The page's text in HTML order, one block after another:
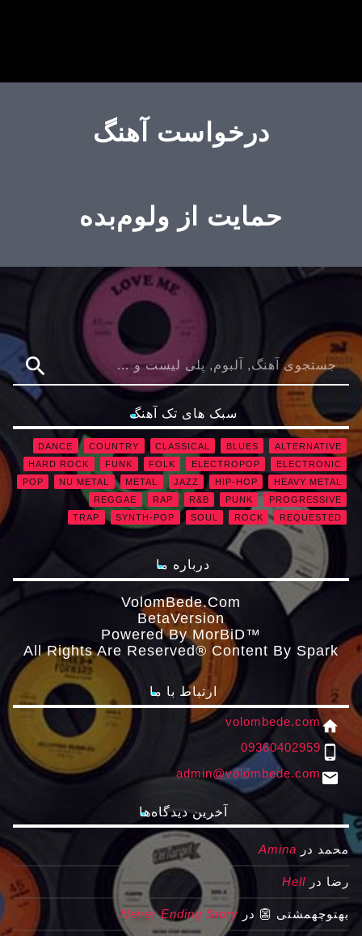
درخواست آهنگ
حمایت از ولوم‌بده
search
سبک های تک آهنگ
ALTERNATIVE
BLUES
CLASSICAL
COUNTRY
DANCE
ELECTRONIC
ELECTROPOP
FOLK
FUNK
HARD ROCK
HEAVY METAL
HIP-HOP
JAZZ
METAL
NU METAL
POP
PROGRESSIVE
PUNK
R&B
RAP
REGGAE
REQUESTED
ROCK
SOUL
SYNTH-POP
TRAP
درباره ما
VolomBede.com
ΒetaVersion
Powered By MorBiD™
All Rights Are Reserved® Content By Spark
ارتباط با ما
home
volombede.com
phone_android
09360402959
email
admin@volombede.com
آخرین دیدگاه‌ها
محمد در Amina
رضا در Hell
بهتوچهمشتی 👺 در Never Ending Story